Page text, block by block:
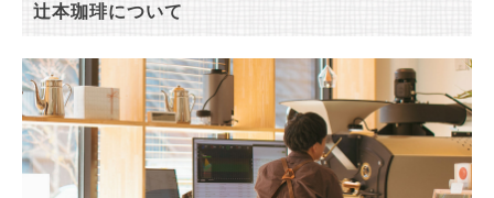
辻本珈琲について